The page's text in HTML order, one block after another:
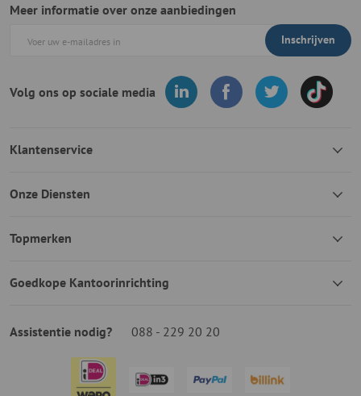
Meer informatie over onze aanbiedingen
Inschrijven
Volg ons op sociale media
Klantenservice
Onze Diensten
Topmerken
Goedkope Kantoorinrichting
Assistentie nodig? 088 - 229 20 20